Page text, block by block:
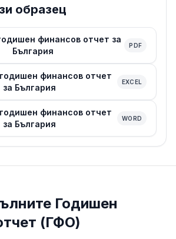
образец
финансов отчет за
България
PDF
финансов отчет
за България
EXCEL
финансов отчет
за България
WORD
Годишен
(ГФО)